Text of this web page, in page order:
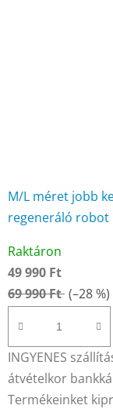
M/L méret jobb
regeneráló robot
termék
átlagos
értékelése
ből
4,5
csillag.
Raktáron
49 990 Ft
69 990 Ft (–28 %)
INGYENES
átvételkor
Termékeinket